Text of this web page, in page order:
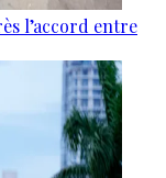
l’accord entre